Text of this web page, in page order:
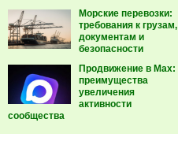
Морские перевозки:
требования к грузам,
документам и
безопасности
Продвижение в Max:
преимущества
увеличения
активности
сообщества